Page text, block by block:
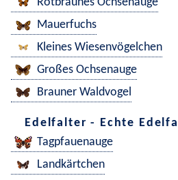
Mauerfuchs
Kleines Wiesenvögelchen
Großes Ochsenauge
Brauner Waldvogel
Edelfalter - Echte
Tagpfauenauge
Landkärtchen